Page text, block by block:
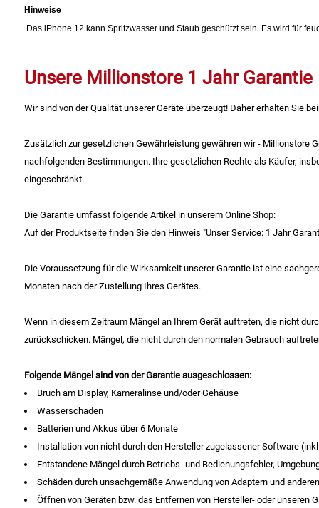
Hinweise
Das iPhone 12 kann Spritzwasser und Staub geschützt sein. Es wird für
Unsere Millionstore 1 Jahr Garantie
Wir sind von der Qualität unserer Geräte überzeugt! Daher erhalten Sie
Zusätzlich zur gesetzlichen Gewährleistung gewähren wir - Millionstore
nachfolgenden Bestimmungen. Ihre gesetzlichen Rechte als Käufer,
eingeschränkt.
Die Garantie umfasst folgende Artikel in unserem Online Shop:
Auf der Produktseite finden Sie den Hinweis "Unser Service: 1 Jahr
Die Voraussetzung für die Wirksamkeit unserer Garantie ist eine
Monaten nach der Zustellung Ihres Gerätes.
Wenn in diesem Zeitraum Mängel an Ihrem Gerät auftreten, die nicht
zurückschicken. Mängel, die nicht durch den normalen Gebrauch
Folgende Mängel sind von der Garantie ausgeschlossen:
Bruch am Display, Kameralinse und/oder Gehäuse
Wasserschaden
Batterien und Akkus über 6 Monate
Installation von nicht durch den Hersteller zugelassener Software
Entstandene Mängel durch Betriebs- und Bedienungsfehler,
Schäden durch unsachgemäße Anwendung von Adaptern und
Öffnen von Geräten bzw. das Entfernen von Hersteller- oder unseren